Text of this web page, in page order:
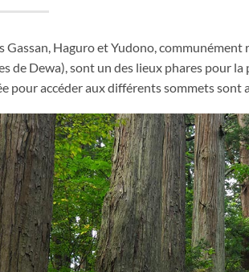
Gassan, Haguro et Yudono,
de Dewa), sont un des lieux phares pour
pour accéder aux différents sommets sont